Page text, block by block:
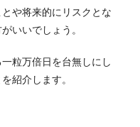
や将来的にリスクとな
いいでしょう。
粒万倍日を台無しにし
紹介します。